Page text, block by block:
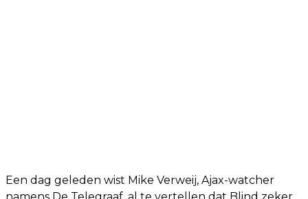
Een dag geleden wist Mike Verweij, Ajax-watcher